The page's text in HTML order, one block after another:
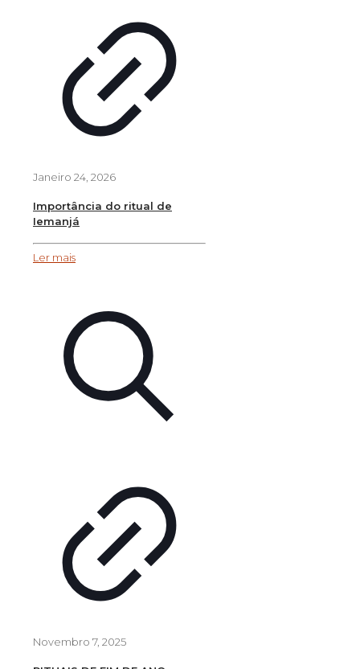
Janeiro 24, 2026
Importância do ritual de
Iemanjá
Ler mais
Novembro 7, 2025